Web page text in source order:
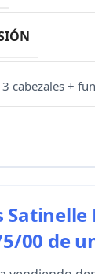
3 cabezales +
Satinelle
00 de